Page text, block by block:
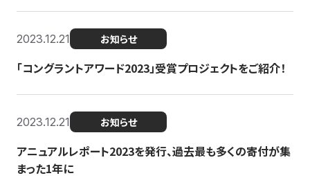
2023.12.21 お知らせ
「コングラントアワード2023」受賞プロジェクトをご紹介！
2023.12.21 お知らせ
アニュアルレポート2023を発行、過去最も多くの寄付が集
まった1年に